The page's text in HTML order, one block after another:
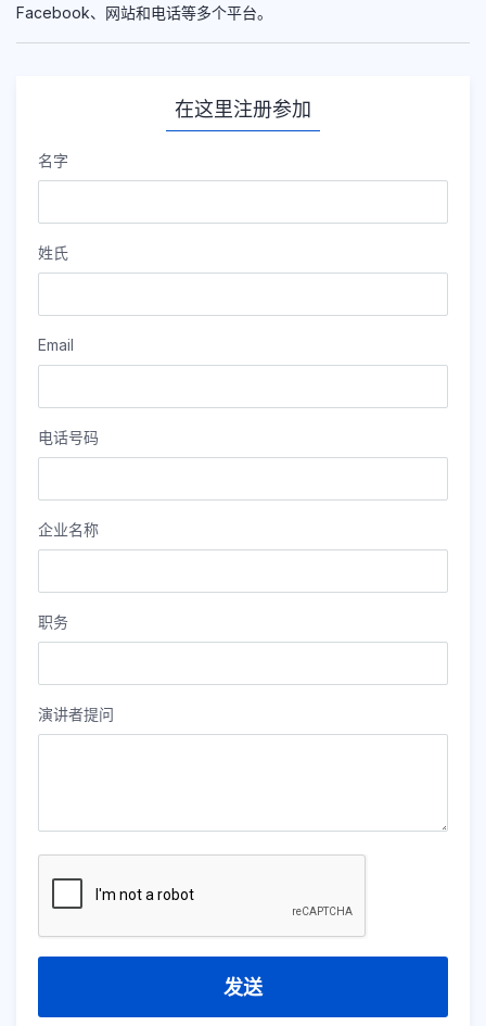
Facebook、网站和电话等多个平台。
在这里注册参加
名字
姓氏
Email
电话号码
企业名称
职务
演讲者提问
发送